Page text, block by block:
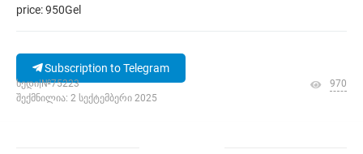
price: 950Gel
Subscription to Telegram
ხედი|№75223
შექმნილია: 2 სექტემბერი 2025
970